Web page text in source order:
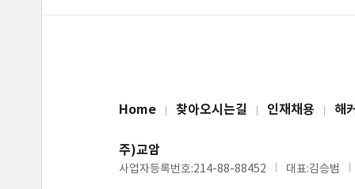
Home 찾아오시는길 인재채용 해
주)교암
사업자등록번호:214-88-88452 대표:김승범